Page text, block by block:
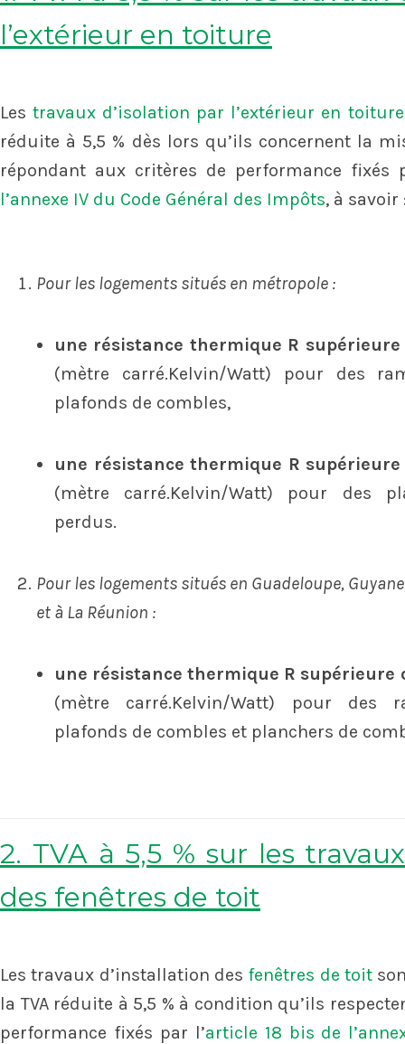
l’extérieur en toiture
Lestravaux d’isolation par l’extérieur en toiture
réduite à 5,5 % dès lors qu’ils concernent la
répondant aux critères de performance fixés
l’annexe IV du Code Général des Impôts, à savoir
Pour les logements situés en métropole :
une résistance thermique R
(mètre carré.Kelvin/Watt) pour des
plafonds de combles,
une résistance thermique R
(mètre carré.Kelvin/Watt) pour des
perdus.
Pour les logements situés en Guadeloupe,
et à La Réunion :
une résistance thermique R supérieure
(mètre carré.Kelvin/Watt) pour des
plafonds de combles et planchers de
2. TVA à 5,5 % sur les
des fenêtres de toit
Les travaux d’installation des fenêtres de toit
la TVA réduite à 5,5 % à condition qu’ils
performance fixés par l’article 18 bis de